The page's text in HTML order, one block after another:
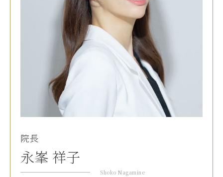
院長
永峯 祥子
Shoko Nagamine